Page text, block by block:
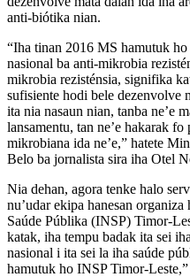
anti-biótika nian.
“Iha tinan 2016 MS hamutuk
nasional ba anti-mikrobia
mikrobia rezisténsia, signifika
sufisiente hodi bele dezenvolve
ita nia nasaun nian, tanba ne’e
lansamentu, tan ne’e hakarak fo
mikrobiana ida ne’e,” hatete
Belo ba jornalista sira iha Otel
Nia dehan, agora tenke halo
nu’udar ekipa hanesan
Saúde Públika (INSP) Timor-
katak, iha tempu badak ita sei
nasional i ita sei la iha saúde
hamutuk ho INSP Timor-